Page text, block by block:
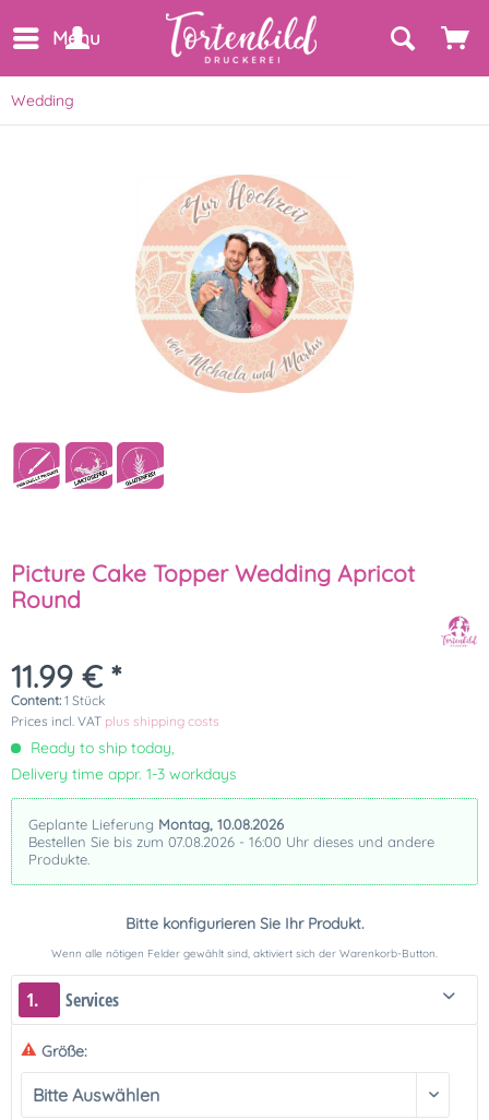
Menu
Wedding
Picture Cake Topper Wedding Apricot
Round
11.99 € *
Content: 1 Stück
Prices incl. VAT plus shipping costs
Ready to ship today,
Delivery time appr. 1-3 workdays
Geplante Lieferung Montag, 10.08.2026
Bestellen Sie bis zum 07.08.2026 - 16:00 Uhr dieses und andere
Produkte.
Bitte konfigurieren Sie Ihr Produkt.
Wenn alle nötigen Felder gewählt sind, aktiviert sich der Warenkorb-Button.
1. Services
Größe: